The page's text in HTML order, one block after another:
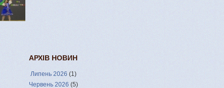
АРХІВ НОВИН
Липень 2026 (1)
Червень 2026 (5)